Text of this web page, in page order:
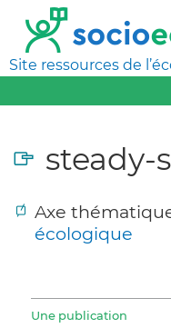
Site ressources de
steady-
Axe
écologique
Une publication